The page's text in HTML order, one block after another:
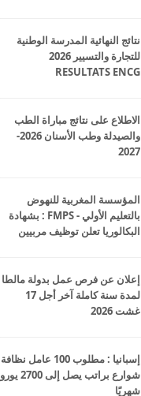
نتائج النهائية المدرسة الوطنية
للتجارة والتسيير 2026
RESULTATS ENCG
الاطلاع على نتائج مباراة الطب
والصيدلة وطب الأسنان 2026-
2027
المؤسسة المغربية للنهوض
بالتعليم الأولي - FMPS : بشهادة
البكالوريا تعلن توظيف مربيين
إعلان عن فرص عمل بدولة مالطا
لمدة سنة كاملة آخر أجل 17
غشت 2026
إسبانيا : مطلوب 100 عامل نظافة
شوارع براتب يصل إلى 2700 يورو
شهريًا